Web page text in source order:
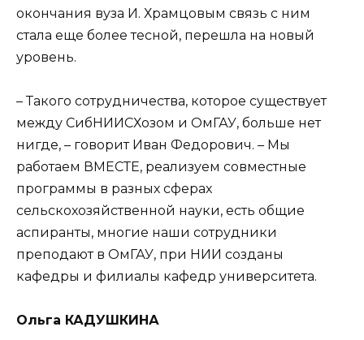
окончания вуза И. Храмцовым связь с ним
стала еще более тесной, перешла на новый
уровень.
– Такого сотрудничества, которое существует
между СибНИИСХозом и ОмГАУ, больше нет
нигде, – говорит Иван Федорович. – Мы
работаем ВМЕСТЕ, реализуем совместные
программы в разных сферах
сельскохозяйственной науки, есть общие
аспиранты, многие наши сотрудники
преподают в ОмГАУ, при НИИ созданы
кафедры и филиалы кафедр университета.
Ольга КАДУШКИНА